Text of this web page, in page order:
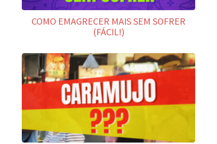
COMO EMAGRECER MAIS SEM SOFRER
(FÁCIL!)